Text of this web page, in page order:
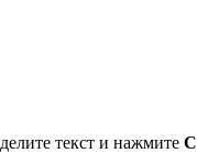
текст и нажмите